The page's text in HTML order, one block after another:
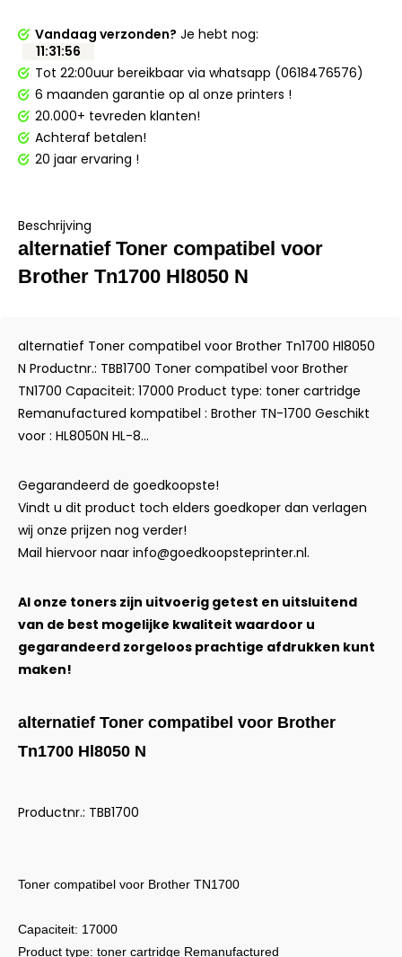
Vandaag verzonden? Je hebt nog:
11:31:56
Tot 22:00uur bereikbaar via whatsapp (0618476576)
6 maanden garantie op al onze printers !
20.000+ tevreden klanten!
Achteraf betalen!
20 jaar ervaring !
Beschrijving
alternatief Toner compatibel voor
Brother Tn1700 Hl8050 N
alternatief Toner compatibel voor Brother Tn1700 Hl8050
N Productnr.: TBB1700 Toner compatibel voor Brother
TN1700 Capaciteit: 17000 Product type: toner cartridge
Remanufactured kompatibel : Brother TN-1700 Geschikt
voor : HL8050N HL-8...
Gegarandeerd de goedkoopste!
Vindt u dit product toch elders goedkoper dan verlagen
wij onze prijzen nog verder!
Mail hiervoor naar info@goedkoopsteprinter.nl.
Al onze toners zijn uitvoerig getest en uitsluitend
van de best mogelijke kwaliteit waardoor u
gegarandeerd zorgeloos prachtige afdrukken kunt
maken!
alternatief Toner compatibel voor Brother
Tn1700 Hl8050 N
Productnr.: TBB1700
Toner compatibel voor Brother TN1700
Capaciteit: 17000
Product type: toner cartridge Remanufactured